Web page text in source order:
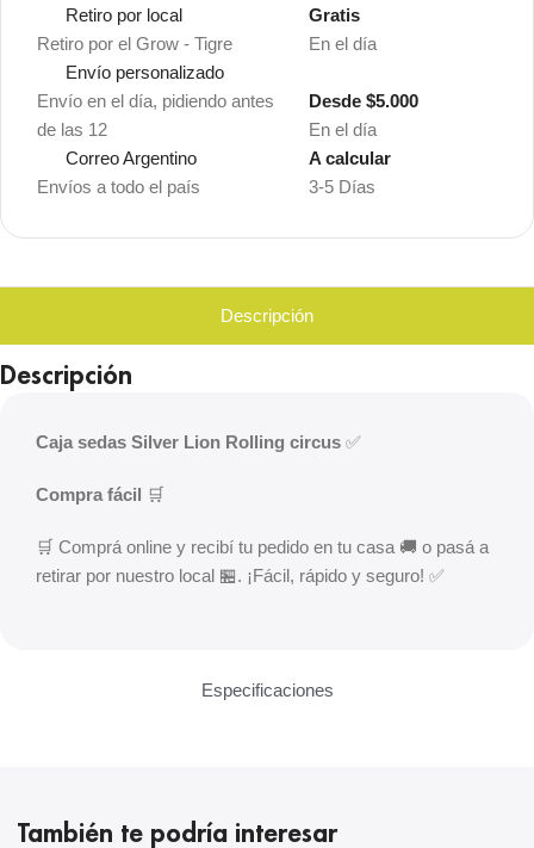
Retiro por local
Retiro por el Grow - Tigre
En el día
Gratis
Envío personalizado
Envío en el día, pidiendo antes
de las 12
En el día
Desde $5.000
Correo Argentino
Envíos a todo el país
3-5 Días
A calcular
Descripción
Especificaciones
Descripción
Caja sedas Silver Lion Rolling circus ✅
Compra fácil 🛒
🛒 Comprá online y recibí tu pedido en tu casa 🚚 o pasá a
retirar por nuestro local 🏪. ¡Fácil, rápido y seguro! ✅
También te podría interesar